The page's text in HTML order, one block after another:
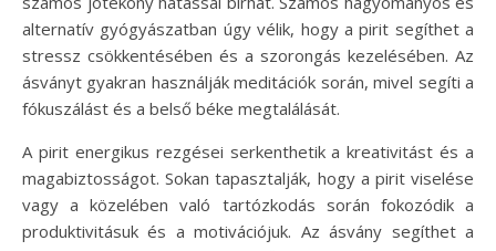
alternatív gyógyászatban úgy vélik, hogy a pirit segíthet a
stressz csökkentésében és a szorongás kezelésében. Az
ásványt gyakran használják meditációk során, mivel segíti a
fókuszálást és a belső béke megtalálását.
A pirit energikus rezgései serkenthetik a kreativitást és a
magabiztosságot. Sokan tapasztalják, hogy a pirit viselése
vagy a közelében való tartózkodás során fokozódik a
produktivitásuk és a motivációjuk. Az ásvány segíthet a